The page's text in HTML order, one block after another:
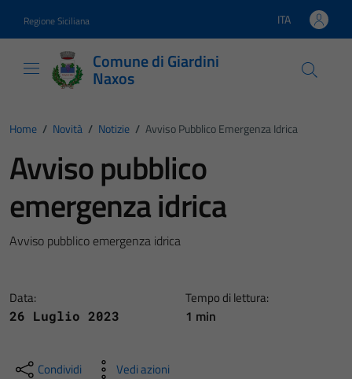
Regione Siciliana Lingua attiva:
ITA
Comune di Giardini
Naxos
Home / Novità / Notizie / Avviso Pubblico Emergenza Idrica
Avviso pubblico
emergenza idrica
Avviso pubblico emergenza idrica
Data:
26 Luglio 2023
Tempo di lettura:
1 min
Condividi Vedi azioni